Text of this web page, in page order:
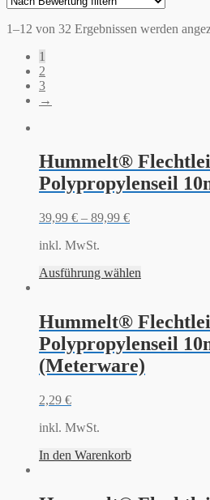
1–12 von 32 Ergebnissen werden
1
2
3
→
Hummelt®
Polypropylenseil
39,99 € – 89,99 €
inkl. MwSt.
Ausführung wählen
Hummelt®
Polypropylenseil
(Meterware)
2,29 €
inkl. MwSt.
In den Warenkorb